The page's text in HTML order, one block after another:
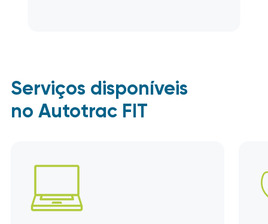
Serviços disponíveis
no Autotrac FIT